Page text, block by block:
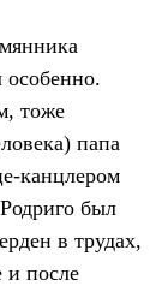
тоже
папа
канцлером
был
в трудах,
и после